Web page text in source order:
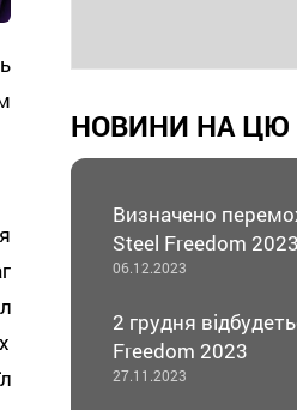
НОВИНИ НА ЦЮ
Визначено
Steel Freedom 2023
06.12.2023
2 грудня
Freedom 2023
27.11.2023